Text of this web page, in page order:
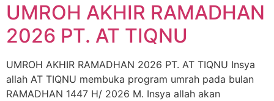
UMROH AKHIR RAMADHAN
2026 PT. AT TIQNU
UMROH AKHIR RAMADHAN 2026 PT. AT TIQNU Insya
allah AT TIQNU membuka program umrah pada bulan
RAMADHAN 1447 H/ 2026 M. Insya allah akan